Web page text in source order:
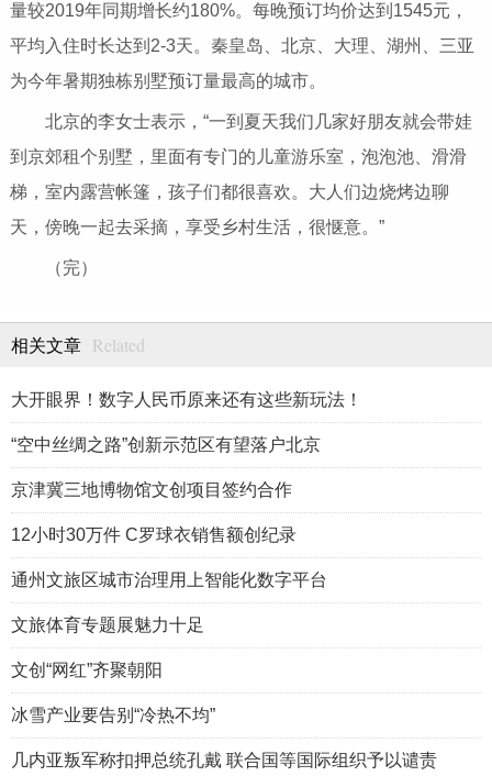
量较2019年同期增长约180%。每晚预订均价达到1545元，
平均入住时长达到2-3天。秦皇岛、北京、大理、湖州、三亚
为今年暑期独栋别墅预订量最高的城市。
北京的李女士表示，“一到夏天我们几家好朋友就会带娃
到京郊租个别墅，里面有专门的儿童游乐室，泡泡池、滑滑
梯，室内露营帐篷，孩子们都很喜欢。大人们边烧烤边聊
天，傍晚一起去采摘，享受乡村生活，很惬意。”
（完）
相关文章 Related
大开眼界！数字人民币原来还有这些新玩法！
“空中丝绸之路”创新示范区有望落户北京
京津冀三地博物馆文创项目签约合作
12小时30万件 C罗球衣销售额创纪录
通州文旅区城市治理用上智能化数字平台
文旅体育专题展魅力十足
文创“网红”齐聚朝阳
冰雪产业要告别“冷热不均”
几内亚叛军称扣押总统孔戴 联合国等国际组织予以谴责